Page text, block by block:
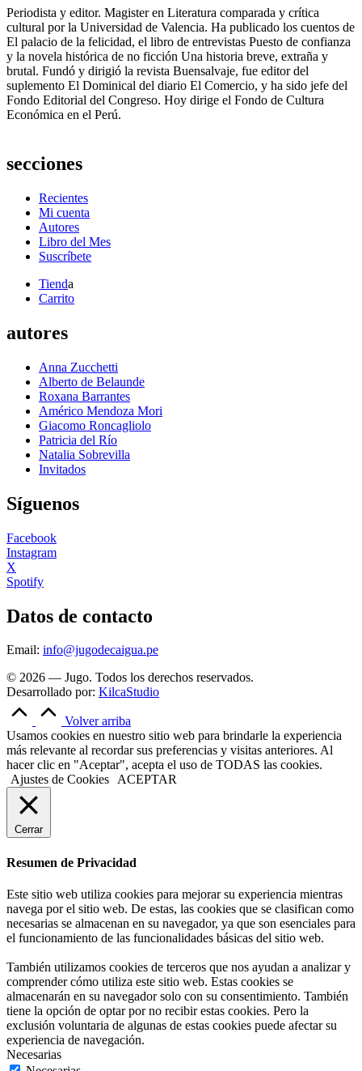
Periodista y editor. Magister en Literatura comparada y crítica
cultural por la Universidad de Valencia. Ha publicado los cuentos de
El palacio de la felicidad, el libro de entrevistas Puesto de confianza
y la novela histórica de no ficción Una historia breve, extraña y
brutal. Fundó y dirigió la revista Buensalvaje, fue editor del
suplemento El Dominical del diario El Comercio, y ha sido jefe del
Fondo Editorial del Congreso. Hoy dirige el Fondo de Cultura
Económica en el Perú.
secciones
Recientes
Mi cuenta
Autores
Libro del Mes
Suscríbete
Tienda
Carrito
autores
Anna Zucchetti
Alberto de Belaunde
Roxana Barrantes
Américo Mendoza Mori
Giacomo Roncagliolo
Patricia del Río
Natalia Sobrevilla
Invitados
Síguenos
Facebook
Instagram
X
Spotify
Datos de contacto
Email: info@jugodecaigua.pe
© 2026 — Jugo. Todos los derechos reservados.
Desarrollado por: KilcaStudio
Volver arriba
Usamos cookies en nuestro sitio web para brindarle la experiencia
más relevante al recordar sus preferencias y visitas anteriores. Al
hacer clic en "Aceptar", acepta el uso de TODAS las cookies.
Ajustes de Cookies ACEPTAR
Cerrar
Resumen de Privacidad
Este sitio web utiliza cookies para mejorar su experiencia mientras
navega por el sitio web. De estas, las cookies que se clasifican como
necesarias se almacenan en su navegador, ya que son esenciales para
el funcionamiento de las funcionalidades básicas del sitio web.
También utilizamos cookies de terceros que nos ayudan a analizar y
comprender cómo utiliza este sitio web. Estas cookies se
almacenarán en su navegador solo con su consentimiento. También
tiene la opción de optar por no recibir estas cookies. Pero la
exclusión voluntaria de algunas de estas cookies puede afectar su
experiencia de navegación.
Necesarias